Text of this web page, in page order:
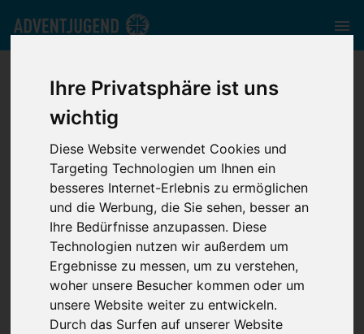
Ihre Privatsphäre ist uns
wichtig
Diese Website verwendet Cookies und
Targeting Technologien um Ihnen ein
besseres Internet-Erlebnis zu ermöglichen
und die Werbung, die Sie sehen, besser an
Ihre Bedürfnisse anzupassen. Diese
Technologien nutzen wir außerdem um
Ergebnisse zu messen, um zu verstehen,
woher unsere Besucher kommen oder um
unsere Website weiter zu entwickeln.
Durch das Surfen auf unserer Website
Plätze Soziale Arbeit + Theologie
THH Friedensau:
freie Plätze
Soziale Arbeit +